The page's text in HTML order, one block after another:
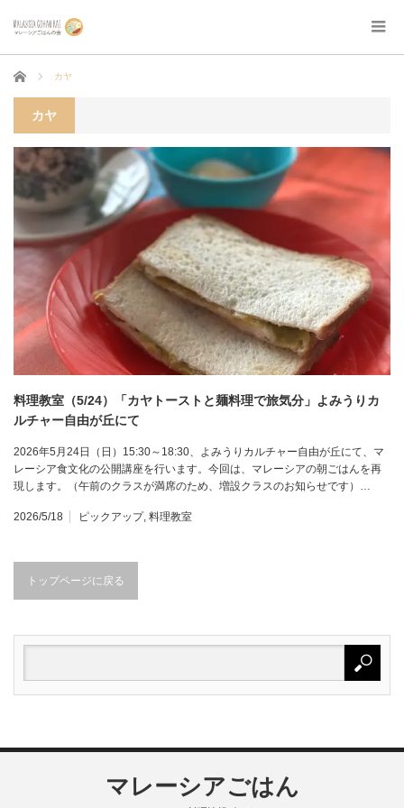
ホーム カヤ
カヤ
料理教室（5/24）「カヤトーストと麺料理で旅気分」よみうりカ
ルチャー自由が丘にて
2026年5月24日（日）15:30～18:30、よみうりカルチャー自由が丘にて、マ
レーシア食文化の公開講座を行います。今回は、マレーシアの朝ごはんを再
現します。（午前のクラスが満席のため、増設クラスのお知らせです）…
2026/5/18 ピックアップ, 料理教室
トップページに戻る
マレーシアごはん